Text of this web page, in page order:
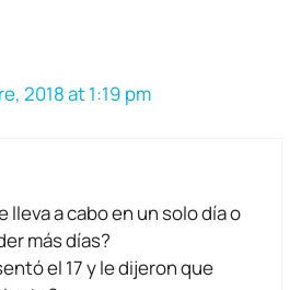
2018 at 1:19 pm
lleva a cabo en un solo día o
más días?
el 17 y le dijeron que